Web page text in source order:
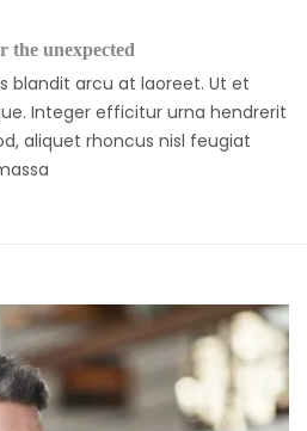
the unexpected
blandit arcu at laoreet. Ut et
Integer efficitur urna hendrerit
aliquet rhoncus nisl feugiat